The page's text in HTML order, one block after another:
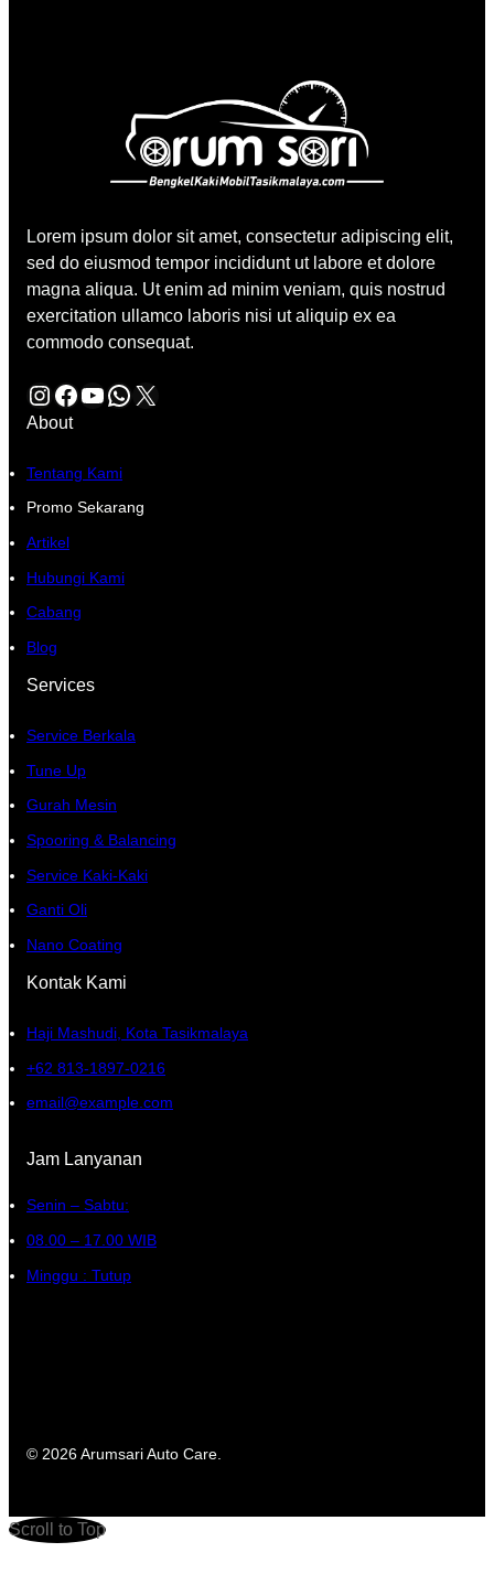
Lorem ipsum dolor sit amet, consectetur adipiscing elit,
sed do eiusmod tempor incididunt ut labore et dolore
magna aliqua. Ut enim ad minim veniam, quis nostrud
exercitation ullamco laboris nisi ut aliquip ex ea
commodo consequat.
Instagram Facebook YouTube WhatsApp X
About
Tentang Kami
Promo Sekarang
Artikel
Hubungi Kami
Cabang
Blog
Services
Service Berkala
Tune Up
Gurah Mesin
Spooring & Balancing
Service Kaki-Kaki
Ganti Oli
Nano Coating
Kontak Kami
Haji Mashudi, Kota Tasikmalaya
+62 813-1897-0216
email@example.com
Jam Lanyanan
Senin – Sabtu:
08.00 – 17.00 WIB
Minggu : Tutup
© 2026 Arumsari Auto Care.
Scroll to Top